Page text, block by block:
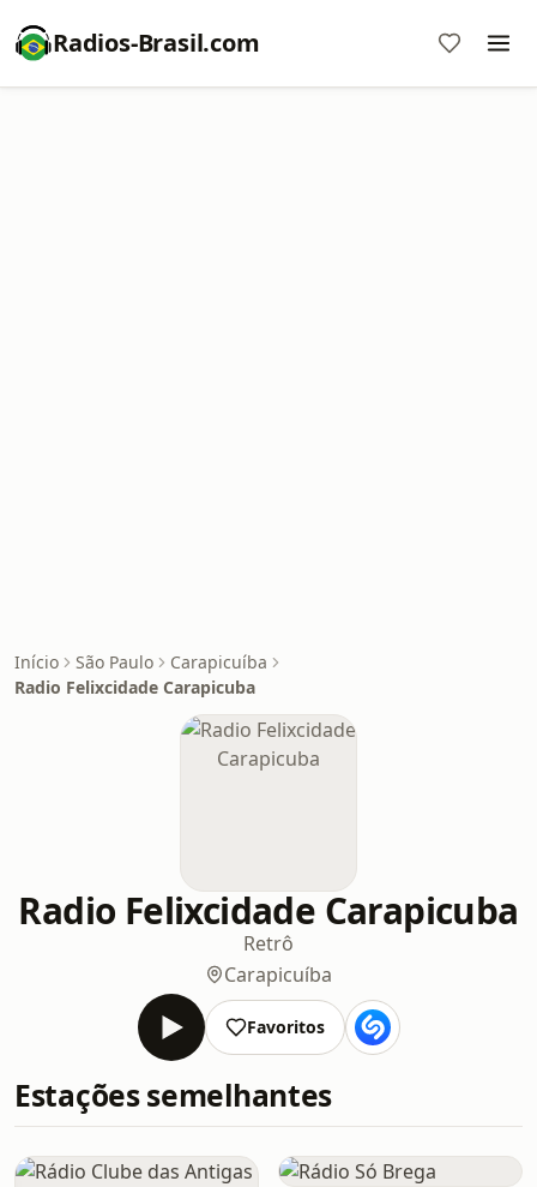
Radios-Brasil.com
Início São Paulo
Carapicuíba
Radio Felixcidade Carapicuba
Radio Felixcidade Carapicuba
Retrô
Carapicuíba
Favoritos
Estações semelhantes